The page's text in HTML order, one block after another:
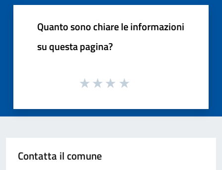
Quanto sono chiare le informazioni
su questa pagina?
Contatta il comune